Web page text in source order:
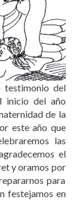
testimonio del
inicio del año
de la
este año que
las
el
y oramos por
para
festejamos en